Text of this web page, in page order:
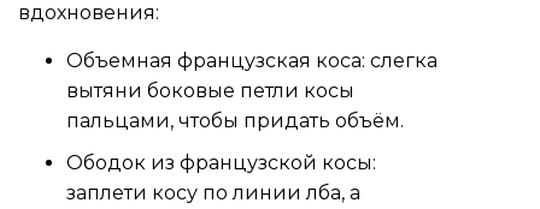
вдохновения:
Объемная французская коса: слегка
вытяни боковые петли косы
пальцами, чтобы придать объём.
Ободок из французской косы:
заплети косу по линии лба, а